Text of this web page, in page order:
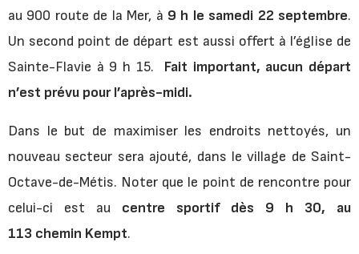
au 900 route de la Mer, à 9 h le samedi 22 septembre.
Un second point de départ est aussi offert à l’église de
Sainte-Flavie à 9 h 15. Fait important, aucun départ
n’est prévu pour l’après-midi.
Dans le but de maximiser les endroits nettoyés, un
nouveau secteur sera ajouté, dans le village de Saint-
Octave-de-Métis. Noter que le point de rencontre pour
celui-ci est au centre sportif dès 9 h 30, au
113 chemin Kempt.